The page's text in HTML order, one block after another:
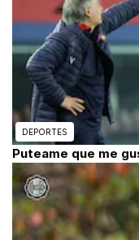
DEPORTES
Puteame que me